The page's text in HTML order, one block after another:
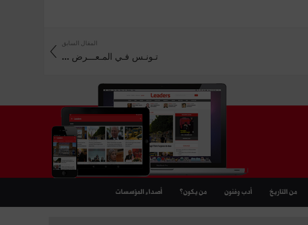
المقال السابق
تـونـس فـي المـعـــرض ...
من التاريخ أدب وفنون من يكون؟ أصداء المؤسسات